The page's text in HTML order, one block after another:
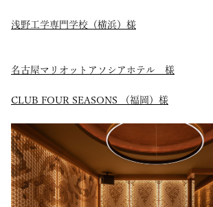
浅野工学専門学校（横浜）様
名古屋マリオットアソシアホテル 様
CLUB FOUR SEASONS （福岡）様